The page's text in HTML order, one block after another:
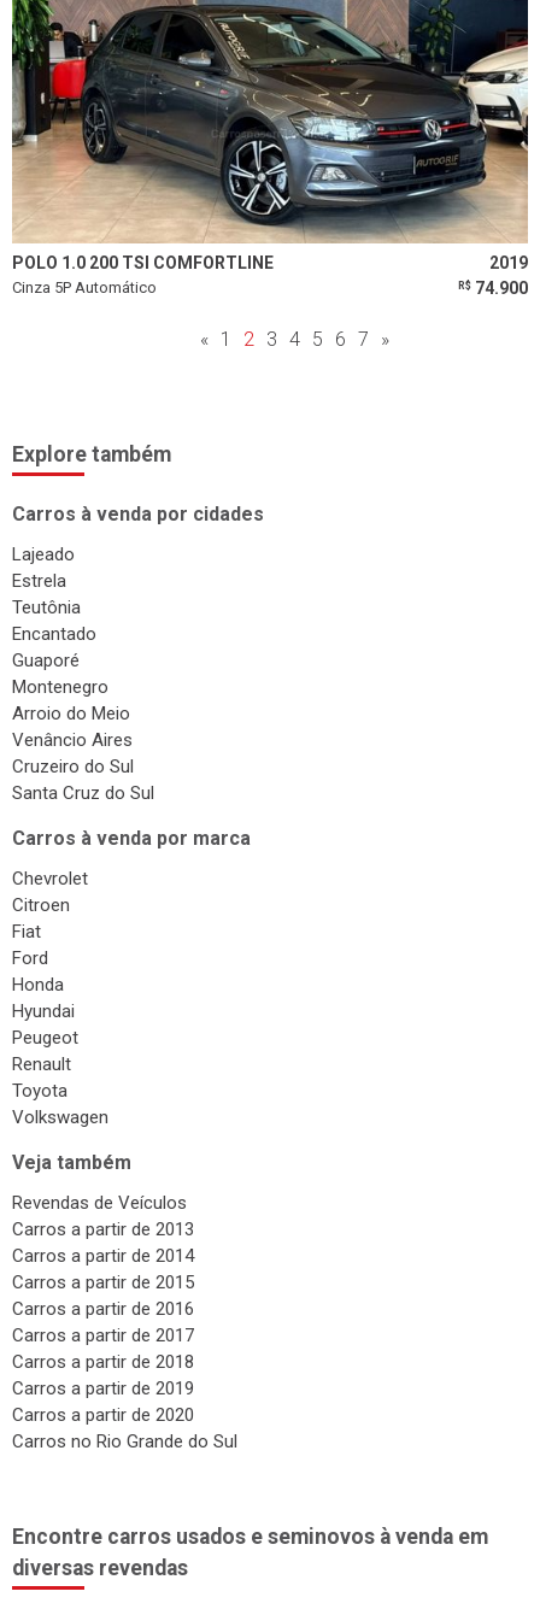
POLO 1.0 200 TSI COMFORTLINE 2019
Cinza 5P Automático R$ 74.900
« 1 2 3 4 5 6 7 »
Explore também
Carros à venda por cidades
Lajeado
Estrela
Teutônia
Encantado
Guaporé
Montenegro
Arroio do Meio
Venâncio Aires
Cruzeiro do Sul
Santa Cruz do Sul
Carros à venda por marca
Chevrolet
Citroen
Fiat
Ford
Honda
Hyundai
Peugeot
Renault
Toyota
Volkswagen
Veja também
Revendas de Veículos
Carros a partir de 2013
Carros a partir de 2014
Carros a partir de 2015
Carros a partir de 2016
Carros a partir de 2017
Carros a partir de 2018
Carros a partir de 2019
Carros a partir de 2020
Carros no Rio Grande do Sul
Encontre carros usados e seminovos à venda em
diversas revendas